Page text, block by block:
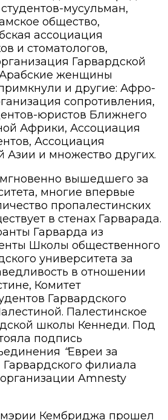
мусульман,
общество,
ассоциация
и стоматологов,
Гарвардской
женщины
и другие: Афро-
сопротивления,
юристов Ближнего
Африки, Ассоциация
Ассоциация
Азии и множество других.
мгновенно вышедшего за
многие впервые
пропалестинских
в стенах Гарварада.
Гарварда из
Школы общественного
университета за
в отношении
, Комитет
Гарвардского
Палестинское
школы Кеннеди. Под
подпись
“Евреи за
филиала
Amnesty
Кембриджа прошел